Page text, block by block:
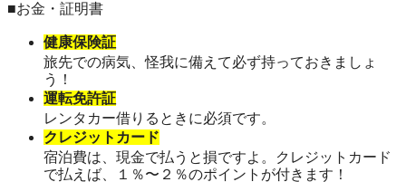
■お金・証明書
健康保険証
旅先での病気、怪我に備えて必ず持っておきましょ
う！
運転免許証
レンタカー借りるときに必須です。
クレジットカード
宿泊費は、現金で払うと損ですよ。クレジットカード
で払えば、１％〜２％のポイントが付きます！